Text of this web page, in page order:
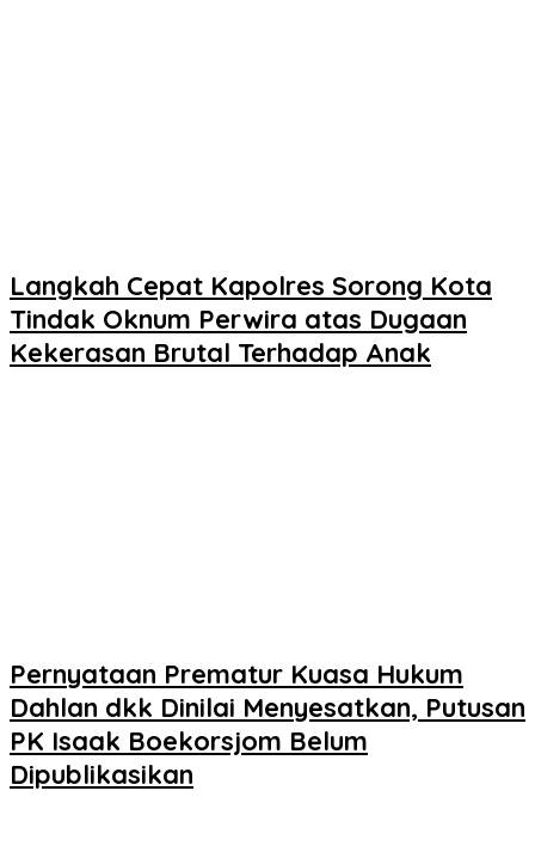
Langkah Cepat Kapolres Sorong Kota
Tindak Oknum Perwira atas Dugaan
Kekerasan Brutal Terhadap Anak
Pernyataan Prematur Kuasa Hukum
Dahlan dkk Dinilai Menyesatkan, Putusan
PK Isaak Boekorsjom Belum
Dipublikasikan